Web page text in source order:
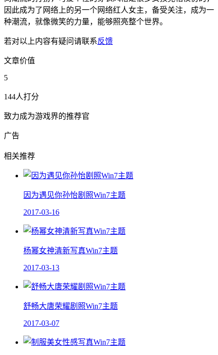
因此成为了网络上的另一个网络红人女主，备受关注，成为一
种潮流，就像微笑的力量，能够照亮整个世界。
若对以上内容有疑问请联系反馈
文章价值
5
144人打分
致力成为游戏界的推荐官
广告
相关推荐
因为遇见你孙怡剧照Win7主题
2017-03-16
杨幂女神清新写真Win7主题
2017-03-13
舒畅大唐荣耀剧照Win7主题
2017-03-07